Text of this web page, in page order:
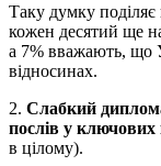
Таку думку
кожен десятий ще
а 7% вважають, що
відносинах.
2. Слабкий
послів у ключових
в цілому).